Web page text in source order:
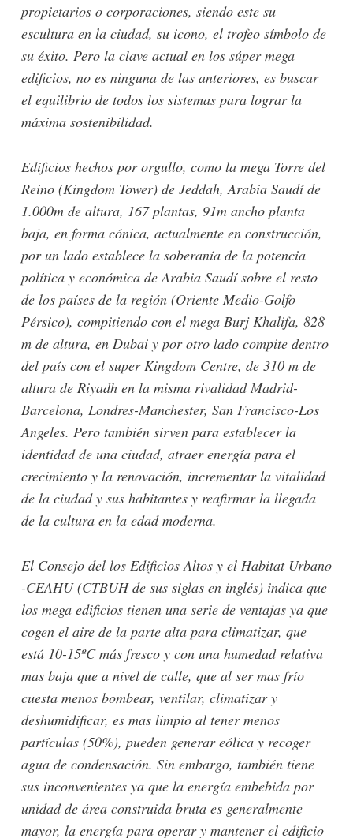
propietarios o corporaciones, siendo este su
escultura en la ciudad, su icono, el trofeo símbolo de
su éxito. Pero la clave actual en los súper mega
edificios, no es ninguna de las anteriores, es buscar
el equilibrio de todos los sistemas para lograr la
máxima sostenibilidad.
Edificios hechos por orgullo, como la mega Torre del
Reino (Kingdom Tower) de Jeddah, Arabia Saudí de
1.000m de altura, 167 plantas, 91m ancho planta
baja, en forma cónica, actualmente en construcción,
por un lado establece la soberanía de la potencia
política y económica de Arabia Saudí sobre el resto
de los países de la región (Oriente Medio-Golfo
Pérsico), compitiendo con el mega Burj Khalifa, 828
m de altura, en Dubai y por otro lado compite dentro
del país con el super Kingdom Centre, de 310 m de
altura de Riyadh en la misma rivalidad Madrid-
Barcelona, Londres-Manchester, San Francisco-Los
Angeles. Pero también sirven para establecer la
identidad de una ciudad, atraer energía para el
crecimiento y la renovación, incrementar la vitalidad
de la ciudad y sus habitantes y reafirmar la llegada
de la cultura en la edad moderna.
El Consejo del los Edificios Altos y el Habitat Urbano
-CEAHU (CTBUH de sus siglas en inglés) indica que
los mega edificios tienen una serie de ventajas ya que
cogen el aire de la parte alta para climatizar, que
está 10-15ºC más fresco y con una humedad relativa
mas baja que a nivel de calle, que al ser mas frío
cuesta menos bombear, ventilar, climatizar y
deshumidificar, es mas limpio al tener menos
partículas (50%), pueden generar eólica y recoger
agua de condensación. Sin embargo, también tiene
sus inconvenientes ya que la energía embebida por
unidad de área construida bruta es generalmente
mayor, la energía para operar y mantener el edificio